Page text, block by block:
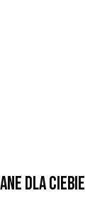
dla Ciebie